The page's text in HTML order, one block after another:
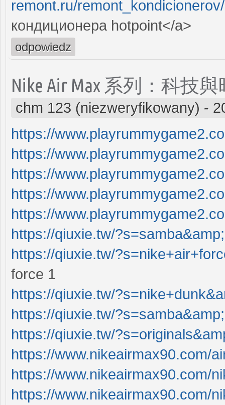
remont.ru/
кондиционера hоtpoint</a>
odpowiedz
Nike Air Max 系列：科技
chm 123 (niezweryfikowany) -
https://
https://
https://
https://
https://
https://qiuxie.tw/
https://qiuxie.tw/
force 1
https://qiuxie.tw/
https://qiuxie.tw/
https://qiuxie.tw/
https://www.nikeairmax90.com/
https://www.nikeairmax90.com/
https://www.nikeairmax90.com/